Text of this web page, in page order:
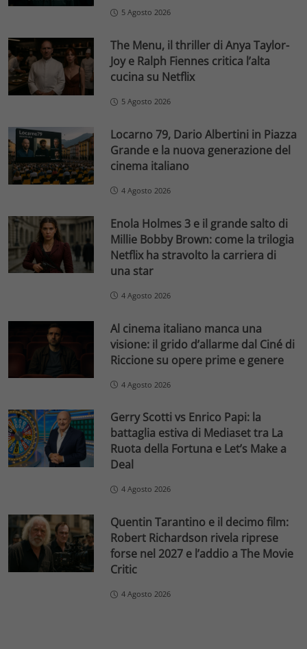
5 Agosto 2026
The Menu, il thriller di Anya Taylor-
Joy e Ralph Fiennes critica l’alta
cucina su Netflix
5 Agosto 2026
Locarno 79, Dario Albertini in Piazza
Grande e la nuova generazione del
cinema italiano
4 Agosto 2026
Enola Holmes 3 e il grande salto di
Millie Bobby Brown: come la trilogia
Netflix ha stravolto la carriera di
una star
4 Agosto 2026
Al cinema italiano manca una
visione: il grido d’allarme dal Ciné di
Riccione su opere prime e genere
4 Agosto 2026
Gerry Scotti vs Enrico Papi: la
battaglia estiva di Mediaset tra La
Ruota della Fortuna e Let’s Make a
Deal
4 Agosto 2026
Quentin Tarantino e il decimo film:
Robert Richardson rivela riprese
forse nel 2027 e l’addio a The Movie
Critic
4 Agosto 2026